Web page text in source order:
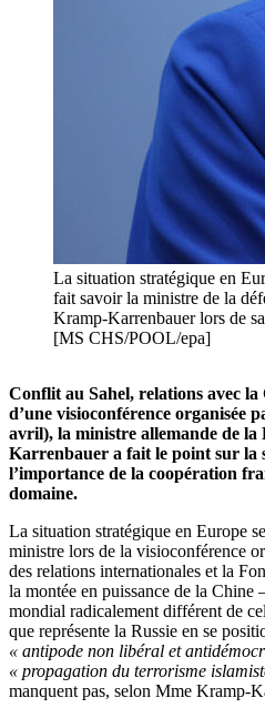
La situation stratégique en
fait savoir la ministre de la
Kramp-Karrenbauer lors de
[MS CHS/POOL/epa]
Conflit au Sahel, relations avec la
d’une visioconférence organisée
avril), la ministre allemande de la
Karrenbauer a fait le point sur la
l’importance de la coopération
domaine.
La situation stratégique en Europe
ministre lors de la visioconférence
des relations internationales et la
la montée en puissance de la Chine
mondial radicalement différent de
que représente la Russie en se
« antipode non libéral et
« propagation du terrorisme
manquent pas, selon Mme Kramp-